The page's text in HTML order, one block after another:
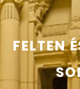
FELTEN